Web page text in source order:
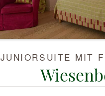
JUNIORSUITE MIT